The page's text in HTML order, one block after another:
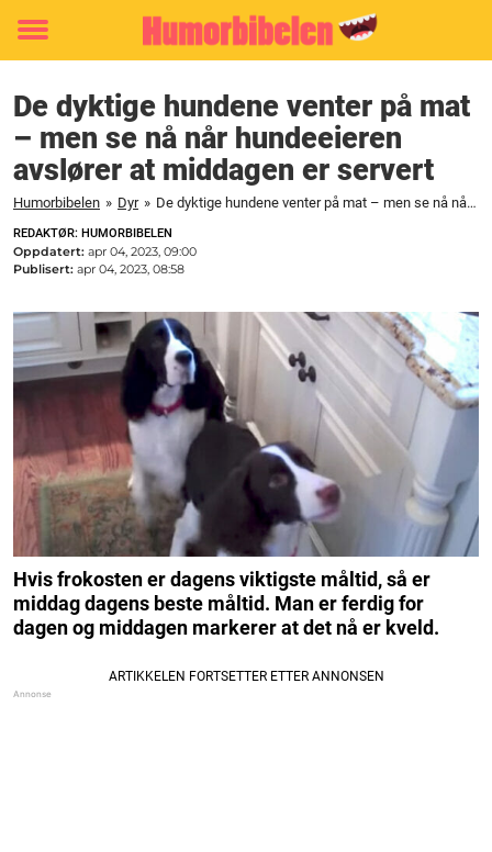
Toggle
De dyktige hundene venter på mat
– men se nå når hundeeieren
avslører at middagen er servert
Humorbibelen » Dyr » De dyktige hundene venter på mat – men se nå når hundeeieren avslører at middagen er servert
REDAKTØR: HUMORBIBELEN
Oppdatert: apr 04, 2023, 09:00
Publisert: apr 04, 2023, 08:58
Hvis frokosten er dagens viktigste måltid, så er
middag dagens beste måltid. Man er ferdig for
dagen og middagen markerer at det nå er kveld.